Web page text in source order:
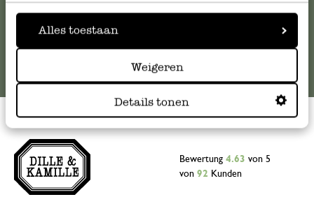
Alles toestaan
Weigeren
Details tonen
Bewertung 4.63 von 5
von 92 Kunden